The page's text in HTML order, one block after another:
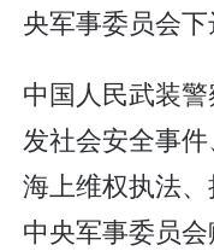
央军事委员会下
中国人民武装
发社会安全事件
海上维权执法
中央军事委员会